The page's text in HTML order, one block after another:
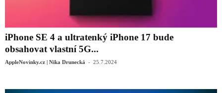
iPhone SE 4 a ultratenký iPhone 17 bude
obsahovat vlastní 5G...
AppleNovinky.cz | Nika Drunecká - 25.7.2024